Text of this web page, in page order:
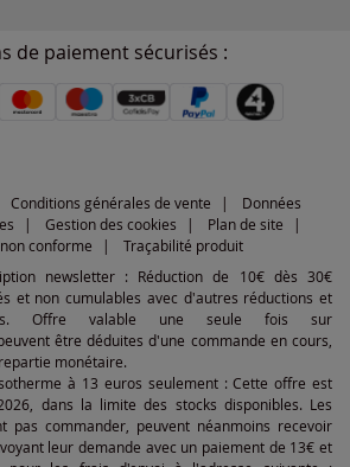
de paiement sécurisés :
Conditions générales de vente
Données
Gestion des cookies
Plan de site
conforme
Traçabilité produit
newsletter : Réduction de 10€ dès 30€
et non cumulables avec d'autres réductions et
Offre valable une seule fois sur
être déduites d'une commande en cours,
monétaire.
à 13 euros seulement : Cette offre est
dans la limite des stocks disponibles. Les
pas commander, peuvent néanmoins recevoir
leur demande avec un paiement de 13€ et